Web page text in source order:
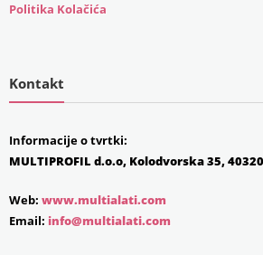
Politika Kolačića
Kontakt
Informacije o tvrtki:
MULTIPROFIL d.o.o, Kolodvorska 35,
Web: www.multialati.com
Email: info@multialati.com